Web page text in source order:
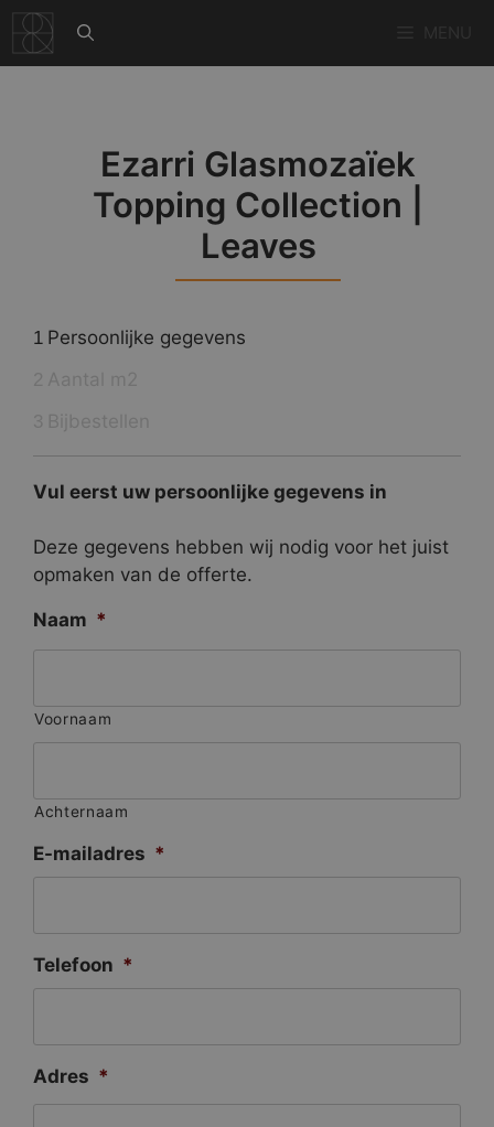
naar
de
Ezarri Glasmozaïek
Topping Collection |
Leaves
1 Persoonlijke gegevens
Vul eerst uw persoonlijke gegevens in
Deze gegevens hebben wij nodig voor het juist
opmaken van de offerte.
Naam *
Voornaam
Achternaam
E-mailadres *
Telefoon *
Adres *